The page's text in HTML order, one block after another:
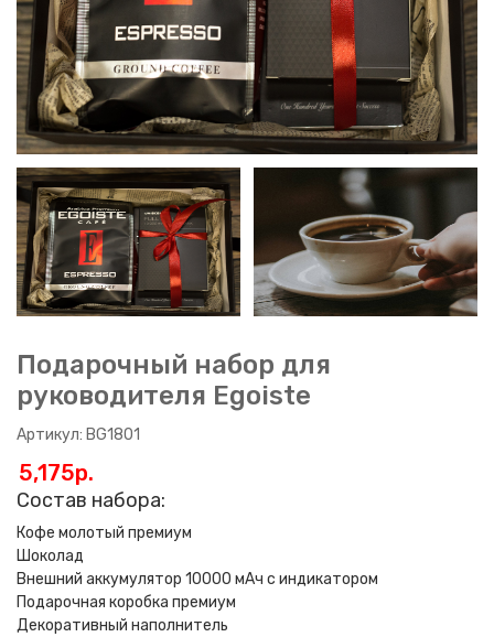
Подарочный набор для
руководителя Egoiste
Артикул: BG1801
5,175p.
Состав набора:
Кофе молотый премиум
Шоколад
Внешний аккумулятор 10000 мАч с индикатором
Подарочная коробка премиум
Декоративный наполнитель